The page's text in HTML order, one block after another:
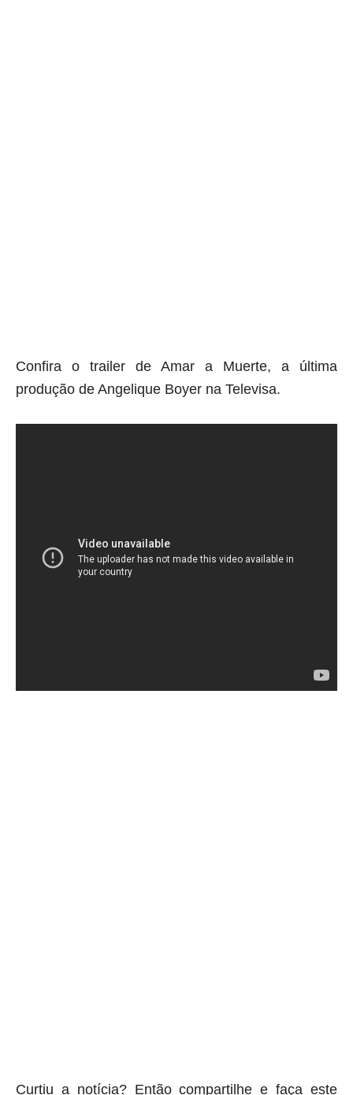
Confira o trailer de Amar a Muerte, a última
produção de Angelique Boyer na Televisa.
Curtiu a notícia? Então compartilhe e faça este